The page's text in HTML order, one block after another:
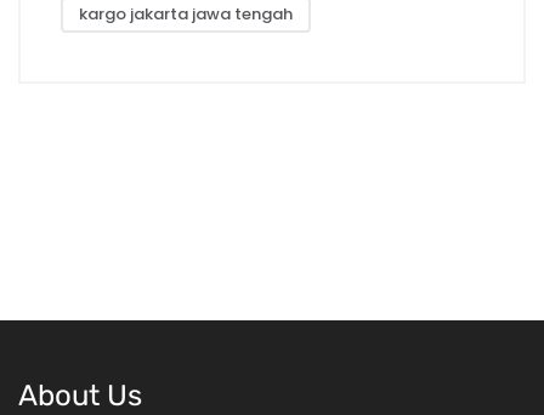
kargo jakarta jawa tengah
About Us